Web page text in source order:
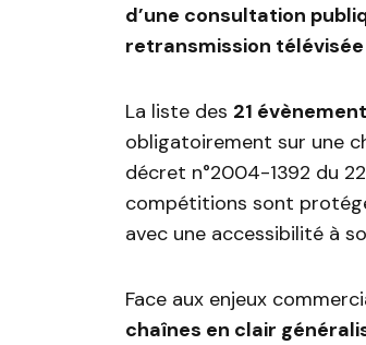
d’une consultation
retransmission
La liste des 21
obligatoirement sur une
décret n°2004-1392 du
compétitions sont
avec une accessibilité à
Face aux enjeux
chaînes en clair